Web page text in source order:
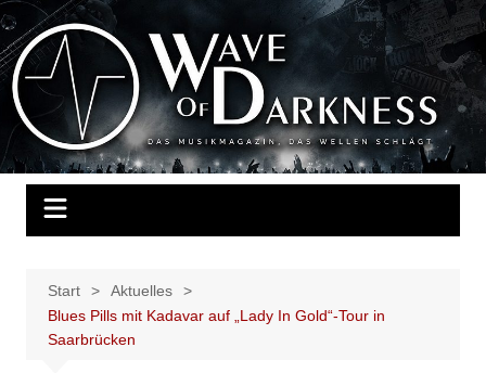
Zum
Inhalt
springen
Wave of Darkness
Das Musikmagazin, das Wellen schlägt. Konzerte, Festivals, Events,
Fotos, Termine, Interviews, Berichte, Musik
Start
Aktuelles
Blues Pills mit Kadavar auf „Lady In Gold“-Tour in
Saarbrücken